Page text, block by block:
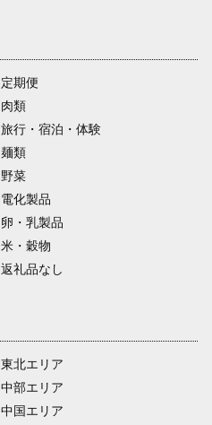
定期便
肉類
旅行・宿泊・体験
麺類
野菜
電化製品
卵・乳製品
米・穀物
返礼品なし
東北エリア
中部エリア
中国エリア